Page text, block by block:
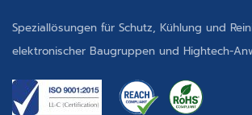
Speziallösungen für Schutz, Kühlung und
elektronischer Baugruppen und Hightech-